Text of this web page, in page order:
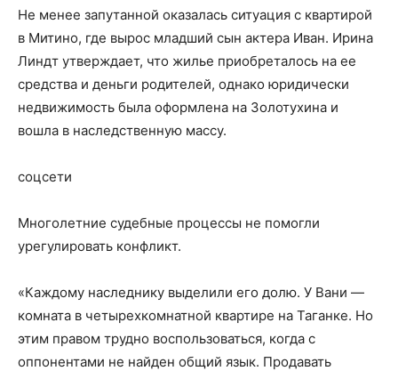
Не менее запутанной оказалась ситуация с квартирой
в Митино, где вырос младший сын актера Иван. Ирина
Линдт утверждает, что жилье приобреталось на ее
средства и деньги родителей, однако юридически
недвижимость была оформлена на Золотухина и
вошла в наследственную массу.
соцсети
Многолетние судебные процессы не помогли
урегулировать конфликт.
«Каждому наследнику выделили его долю. У Вани —
комната в четырехкомнатной квартире на Таганке. Но
этим правом трудно воспользоваться, когда с
оппонентами не найден общий язык. Продавать